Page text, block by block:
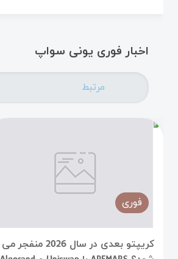
اخبار فوری یونی سواپ
مرتبط
فوری
کریپتو بعدی در سال 2026 منفجر می